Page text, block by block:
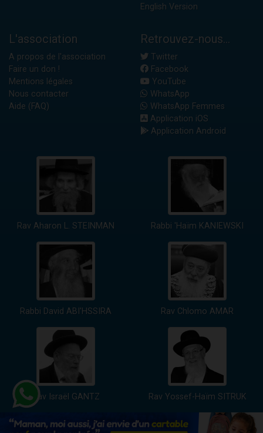
English Version
L'association
A propos de l'association
Faire un don !
Mentions légales
Nous contacter
Aide (FAQ)
Retrouvez-nous...
Twitter
Facebook
YouTube
WhatsApp
WhatsApp Femmes
Application iOS
Application Android
Rav Aharon L. STEINMAN Rabbi 'Haïm KANIEWSKI
Rabbi David ABI'HSSIRA Rav Chlomo AMAR
Rav Israël GANTZ Rav Yossef-Haïm SITRUK